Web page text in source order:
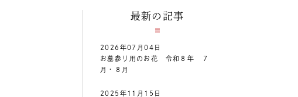
最新の記事
2026年07月04日
お墓参り用のお花 令和８年 ７
月・８月
2025年11月15日